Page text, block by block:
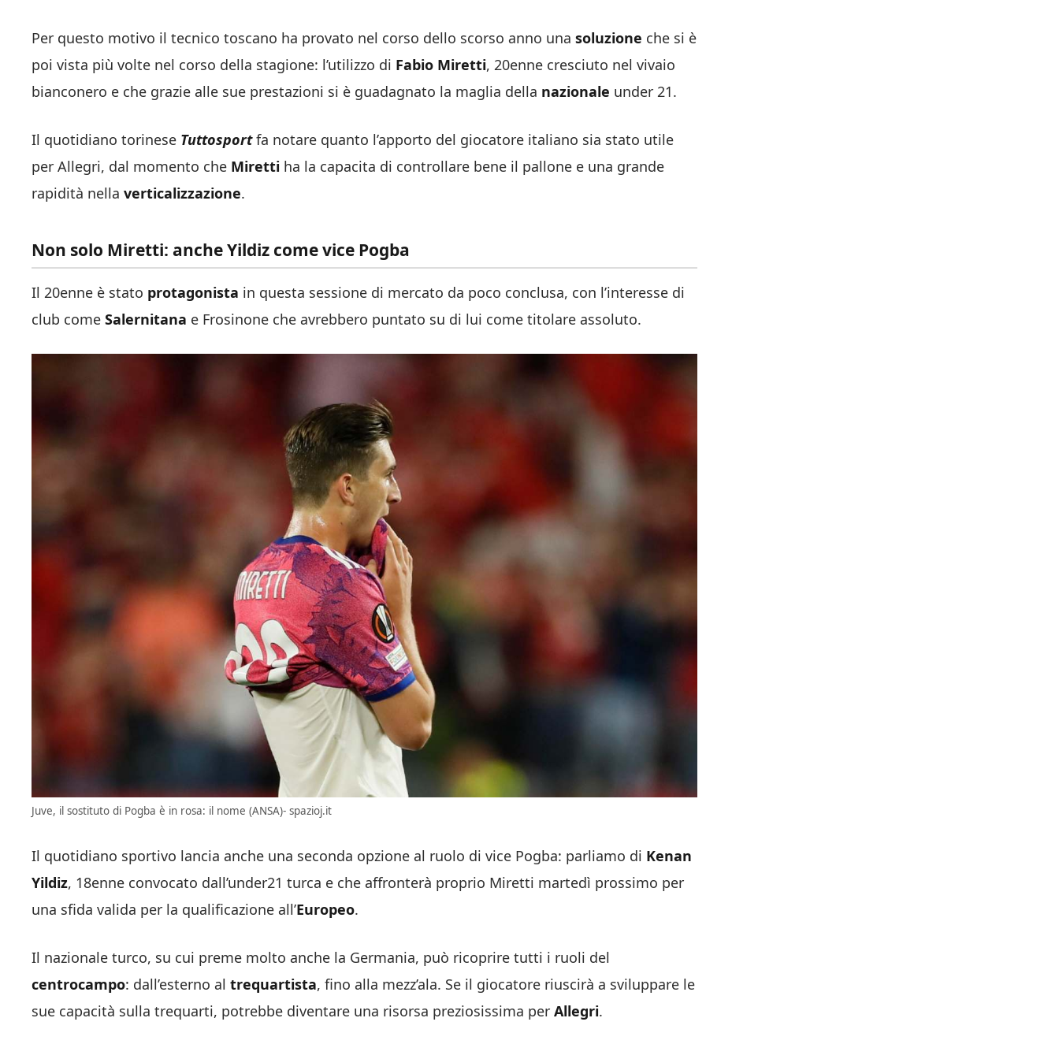
Per questo motivo il tecnico toscano ha provato nel corso dello scorso anno una soluzione che si è
poi vista più volte nel corso della stagione: l’utilizzo di Fabio Miretti, 20enne cresciuto nel vivaio
bianconero e che grazie alle sue prestazioni si è guadagnato la maglia della nazionale under 21.
Il quotidiano torinese Tuttosportfa notare quanto l’apporto del giocatore italiano sia stato utile
per Allegri, dal momento che Miretti ha la capacita di controllare bene il pallone e una grande
rapidità nella verticalizzazione.
Non solo Miretti: anche Yildiz come vice Pogba
Il 20enne è stato protagonista in questa sessione di mercato da poco conclusa, con l’interesse di
club come Salernitana e Frosinone che avrebbero puntato su di lui come titolare assoluto.
Juve, il sostituto di Pogba è in rosa: il nome (ANSA)- spazioj.it
Il quotidiano sportivo lancia anche una seconda opzione al ruolo di vice Pogba: parliamo di Kenan
Yildiz, 18enne convocato dall’under21 turca e che affronterà proprio Miretti martedì prossimo per
una sfida valida per la qualificazione all’Europeo.
Il nazionale turco, su cui preme molto anche la Germania, può ricoprire tutti i ruoli del
centrocampo: dall’esterno al trequartista, fino alla mezz’ala. Se il giocatore riuscirà a sviluppare le
sue capacità sulla trequarti, potrebbe diventare una risorsa preziosissima per Allegri.